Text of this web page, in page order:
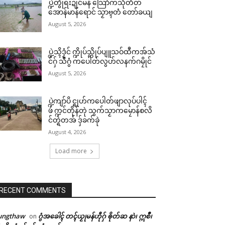
ပ္ဍဲတွဵုရးဍုင်မန် သြောံကသီုတိတ်
အောန်မာန်ရောင် သၟာဗ္ၚတံ တော်ခယျ
August 5, 2026
ပ္ဍဲသ္ၚိဒၟံင် က္ဍိုပ်သ္ကိုပ်ပျူသဝ်ထဳကအ်သံ
င်ဂှ် သီဂွံ ကပေါတ်လွဟ်လနက်ဂမၠိုင်
August 5, 2026
ပ္ဍဲကျာ်ပိ င္ရုဟ်ကပေါတ်ဖျာလုပ်ပါၚ်
ဖဴ က္ဍင်တိုန်တုဲ သွက်သၟာကမၠောန်စလိ
င်တ္ရဲတအ် ဒှ်ခက်ခုဲ
August 4, 2026
Load more
COMMENTS
on ဂွံအခေါၚ် တၚ်ယၟုမန်ဟီုဂှ် ၜိုတ်ဆ နာဲ၊ ဣစဳ၊